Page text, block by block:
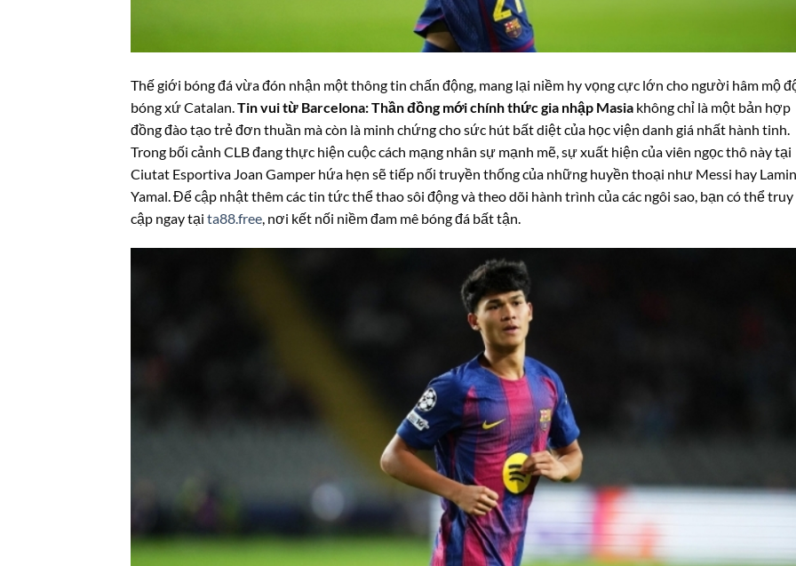
Thế giới bóng đá vừa đón nhận một thông tin chấn động, mang lại niềm hy vọng cực lớn cho người hâm mộ
bóng xứ Catalan.Tin vui từ Barcelona: Thần đồng mới chính thức gia nhập Masia không chỉ là một bản hợp
đồng đào tạo trẻ đơn thuần mà còn là minh chứng cho sức hút bất diệt của học viện danh giá nhất hành tinh.
Trong bối cảnh CLB đang thực hiện cuộc cách mạng nhân sự mạnh mẽ, sự xuất hiện của viên ngọc thô này tại
Ciutat Esportiva Joan Gamper hứa hẹn sẽ tiếp nối truyền thống của những huyền thoại như Messi hay
Yamal. Để cập nhật thêm các tin tức thể thao sôi động và theo dõi hành trình của các ngôi sao, bạn có thể truy
cập ngay tại ta88.free, nơi kết nối niềm đam mê bóng đá bất tận.